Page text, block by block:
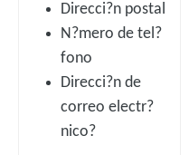
Direcci?n postal
N?mero de tel?
fono
Direcci?n de
correo electr?
nico?